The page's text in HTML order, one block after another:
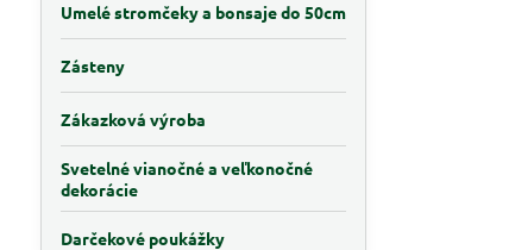
Umelé stromčeky a bonsaje do 50cm
Zásteny
Zákazková výroba
Svetelné vianočné a veľkonočné
dekorácie
Darčekové poukážky